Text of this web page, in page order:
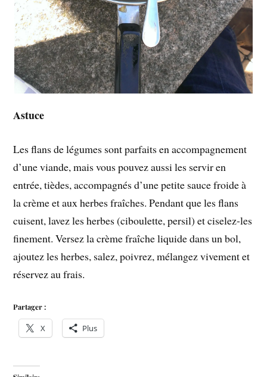
Astuce
Les flans de légumes sont parfaits en accompagnement
d’une viande, mais vous pouvez aussi les servir en
entrée, tièdes, accompagnés d’une petite sauce froide à
la crème et aux herbes fraîches. Pendant que les flans
cuisent, lavez les herbes (ciboulette, persil) et ciselez-les
finement. Versez la crème fraîche liquide dans un bol,
ajoutez les herbes, salez, poivrez, mélangez vivement et
réservez au frais.
Partager :
X Plus